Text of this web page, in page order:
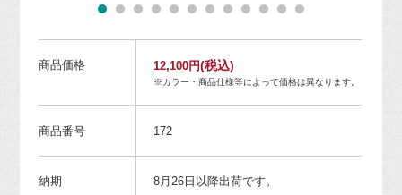
商品価格 12,100円(税込)
※カラー・商品仕様等によって価格は異なります。
商品番号 172
納期 8月26日以降出荷です。